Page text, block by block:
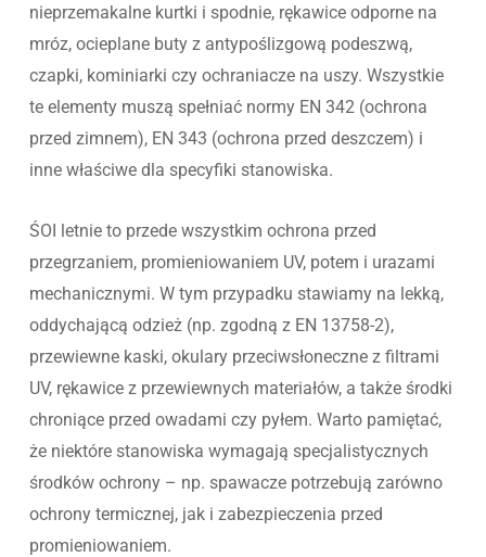
nieprzemakalne kurtki i spodnie, rękawice odporne na
mróz, ocieplane buty z antypoślizgową podeszwą,
czapki, kominiarki czy ochraniacze na uszy. Wszystkie
te elementy muszą spełniać normy EN 342 (ochrona
przed zimnem), EN 343 (ochrona przed deszczem) i
inne właściwe dla specyfiki stanowiska.
ŚOI letnie to przede wszystkim ochrona przed
przegrzaniem, promieniowaniem UV, potem i urazami
mechanicznymi. W tym przypadku stawiamy na lekką,
oddychającą odzież (np. zgodną z EN 13758-2),
przewiewne kaski, okulary przeciwsłoneczne z filtrami
UV, rękawice z przewiewnych materiałów, a także środki
chroniące przed owadami czy pyłem. Warto pamiętać,
że niektóre stanowiska wymagają specjalistycznych
środków ochrony – np. spawacze potrzebują zarówno
ochrony termicznej, jak i zabezpieczenia przed
promieniowaniem.